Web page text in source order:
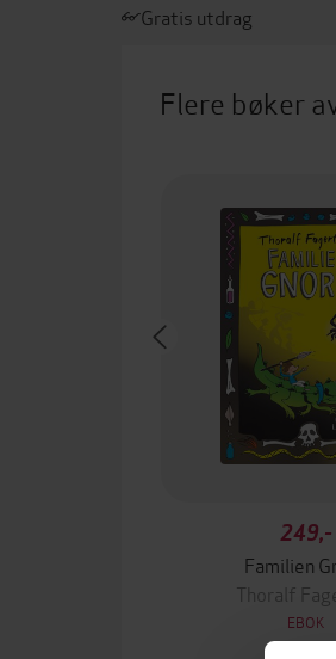
Gratis utdrag
Flere bøker
249,-
Familien
Thoralf
EBOK